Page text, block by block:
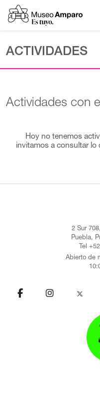
ACTIVIDADES
Actividades con
Hoy no tenemos
invitamos a consultar lo
2 Sur
Puebla,
Tel
Abierto de